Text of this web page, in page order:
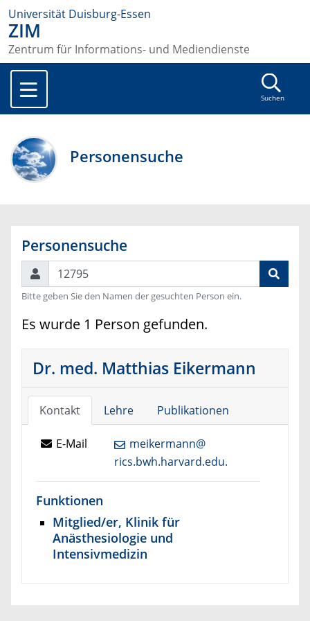
Universität Duisburg-Essen
ZIM
Zentrum für Informations- und Mediendienste
Suchen
Personensuche
Personensuche
Suchen
Bitte geben Sie den Namen der gesuchten Person ein.
Es wurde 1 Person gefunden.
Dr. med. Matthias Eikermann
Kontakt Lehre Publikationen
E-Mail
meikermann@
rics.bwh.harvard.edu.
Funktionen
Mitglied/er, Klinik für
Anästhesiologie und
Intensivmedizin